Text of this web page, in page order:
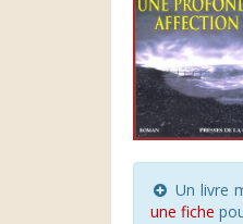
Un livre
une fiche